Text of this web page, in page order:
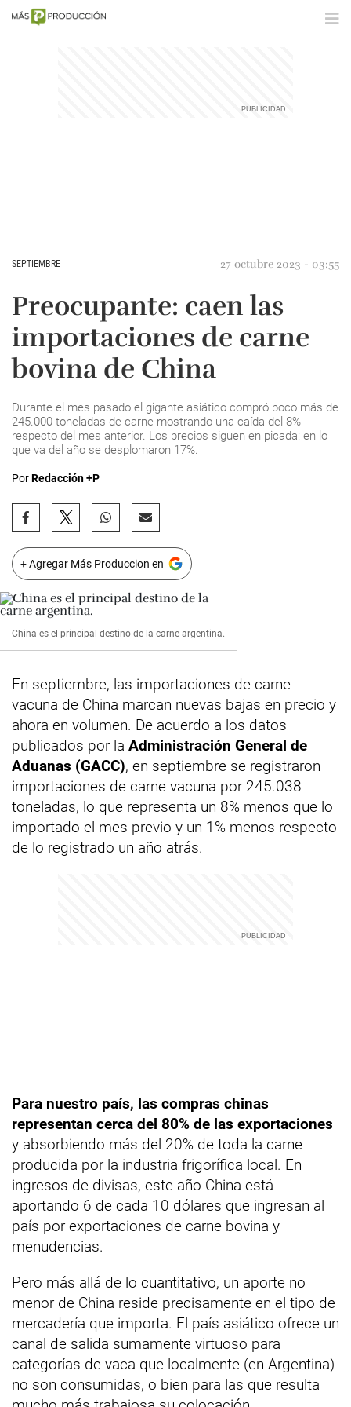
SEPTIEMBRE 27 octubre 2023 - 03:55
Preocupante: caen las
importaciones de carne
bovina de China
Durante el mes pasado el gigante asiático compró poco más de
245.000 toneladas de carne mostrando una caída del 8%
respecto del mes anterior. Los precios siguen en picada: en lo
que va del año se desplomaron 17%.
PorRedacción +P
+ Agregar Más Produccion en
China es el principal destino de la carne argentina.
En septiembre, las importaciones de carne
vacuna de China marcan nuevas bajas en precio y
ahora en volumen. De acuerdo a los datos
publicados por la Administración General de
Aduanas (GACC), en septiembre se registraron
importaciones de carne vacuna por 245.038
toneladas, lo que representa un 8% menos que lo
importado el mes previo y un 1% menos respecto
de lo registrado un año atrás.
Para nuestro país, las compras chinas
representan cerca del 80% de las exportaciones
y absorbiendo más del 20% de toda la carne
producida por la industria frigorífica local. En
ingresos de divisas, este año China está
aportando 6 de cada 10 dólares que ingresan al
país por exportaciones de carne bovina y
menudencias.
Pero más allá de lo cuantitativo, un aporte no
menor de China reside precisamente en el tipo de
mercadería que importa. El país asiático ofrece un
canal de salida sumamente virtuoso para
categorías de vaca que localmente (en Argentina)
no son consumidas, o bien para las que resulta